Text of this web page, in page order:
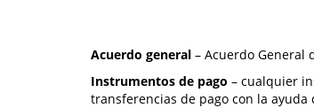
Acuerdo general – Acuerdo General
Instrumentos de pago – cualquier
transferencias de pago con la